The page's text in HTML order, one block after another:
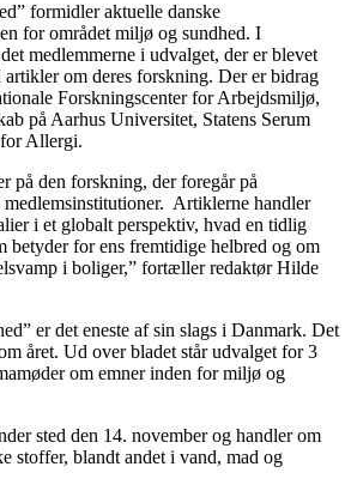
formidler aktuelle danske
for området miljø og sundhed. I
medlemmerne i udvalget, der er blevet
artikler om deres forskning. Der er bidrag
Forskningscenter for Arbejdsmiljø,
på Aarhus Universitet, Statens Serum
Allergi.
på den forskning, der foregår på
Artiklerne handler
i et globalt perspektiv, hvad en tidlig
betyder for ens fremtidige helbred og om
i boliger,” fortæller redaktør Hilde
er det eneste af sin slags i Danmark. Det
året. Ud over bladet står udvalget for 3
om emner inden for miljø og
sted den 14. november og handler om
stoffer, blandt andet i vand, mad og